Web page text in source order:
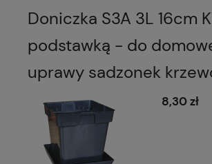
Doniczka S3A 3L 16cm
podstawką - do
uprawy sadzonek
8,30 zł